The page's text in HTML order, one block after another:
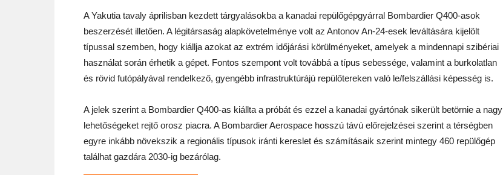
A Yakutia tavaly áprilisban kezdett tárgyalásokba a kanadai repülőgépgyárral Bombardier Q400-asok
beszerzését illetően. A légitársaság alapkövetelménye volt az Antonov An-24-esek leváltására kijelölt
típussal szemben, hogy kiállja azokat az extrém időjárási körülményeket, amelyek a mindennapi szibériai
használat során érhetik a gépet. Fontos szempont volt továbbá a típus sebessége, valamint a burkolatlan
és rövid futópályával rendelkező, gyengébb infrastruktúrájú repülőtereken való le/felszállási képesség is.
A jelek szerint a Bombardier Q400-as kiállta a próbát és ezzel a kanadai gyártónak sikerült betörnie a nagy
lehetőségeket rejtő orosz piacra. A Bombardier Aerospace hosszú távú előrejelzései szerint a térségben
egyre inkább növekszik a regionális típusok iránti kereslet és számításaik szerint mintegy 460 repülőgép
találhat gazdára 2030-ig bezárólag.